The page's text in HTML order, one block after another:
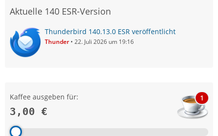
Aktuelle 140 ESR-Version
Thunderbird 140.13.0 ESR veröffentlicht
Thunder 22. Juli 2026 um 19:16
Kaffee ausgeben für:
3,00 €
1